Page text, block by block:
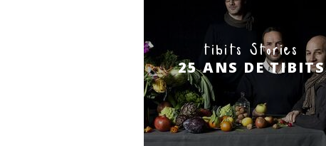
tibits Stories
25 ANS DE TIBITS